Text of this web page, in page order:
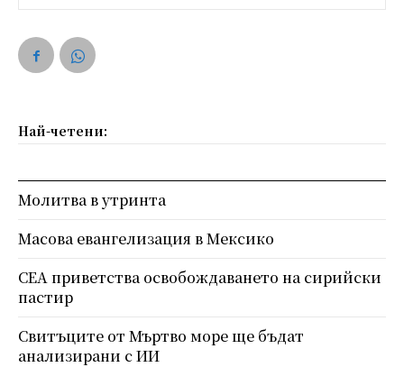
Най-четени:
Молитва в утринта
Масова евангелизация в Мексико
СЕА приветства освобождаването на сирийски
пастир
Свитъците от Мъртво море ще бъдат
анализирани с ИИ